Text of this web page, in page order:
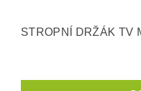
STROPNÍ DRŽÁK TV